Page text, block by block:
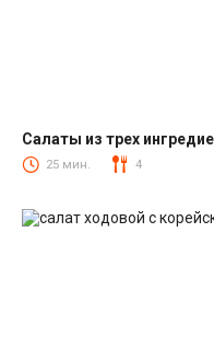
Салаты
Салаты из трех
25 мин. 4